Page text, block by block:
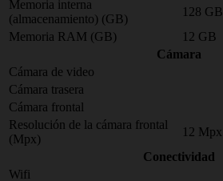
Memoria interna
(almacenamiento) (GB)
128 GB
Memoria RAM (GB)
12 GB
Cámara
Cámara de video
Cámara trasera
Cámara frontal
Resolución de la cámara frontal
(Mpx)
12 Mpx
Conectividad
Wifi